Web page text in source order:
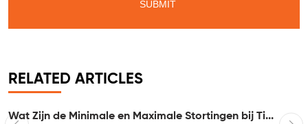
RELATED ARTICLES
Wat Zijn de Minimale en Maximale Stortingen bij Ti...